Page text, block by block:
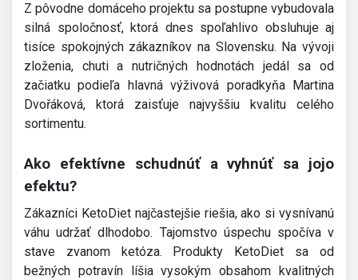
Z pôvodne domáceho projektu sa postupne vybudovala
silná spoločnosť, ktorá dnes spoľahlivo obsluhuje aj
tisíce spokojných zákazníkov na Slovensku. Na vývoji
zloženia, chuti a nutričných hodnotách jedál sa od
začiatku podieľa hlavná výživová poradkyňa Martina
Dvořáková, ktorá zaisťuje najvyššiu kvalitu celého
sortimentu.
Ako efektívne schudnúť a vyhnúť sa jojo
efektu?
Zákazníci KetoDiet najčastejšie riešia, ako si vysnívanú
váhu udržať dlhodobo. Tajomstvo úspechu spočíva v
stave zvanom ketóza. Produkty KetoDiet sa od
bežných potravín líšia vysokým obsahom kvalitných